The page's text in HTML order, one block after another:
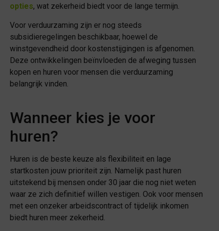
opties, wat zekerheid biedt voor de lange termijn.
Voor verduurzaming zijn er nog steeds
subsidieregelingen beschikbaar, hoewel de
winstgevendheid door kostenstijgingen is afgenomen.
Deze ontwikkelingen beïnvloeden de afweging tussen
kopen en huren voor mensen die verduurzaming
belangrijk vinden.
Wanneer kies je voor
huren?
Huren is de beste keuze als flexibiliteit en lage
startkosten jouw prioriteit zijn. Namelijk past huren
uitstekend bij mensen onder 30 jaar die nog niet weten
waar ze zich definitief willen vestigen. Ook voor mensen
met een onzeker arbeidscontract of tijdelijk inkomen
biedt huren meer zekerheid.